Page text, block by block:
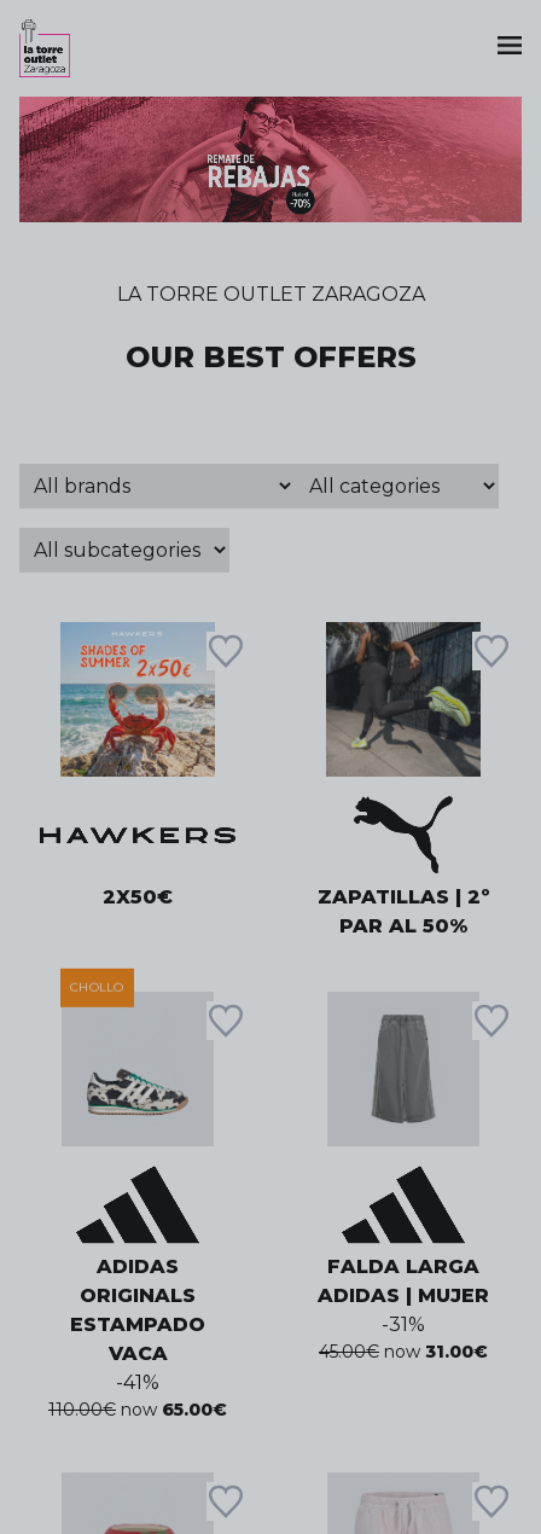
LA TORRE OUTLET ZARAGOZA
OUR BEST OFFERS
2X50€
ZAPATILLAS | 2º
PAR AL 50%
CHOLLO
ADIDAS
ORIGINALS
ESTAMPADO
VACA
-41%
110.00€ now 65.00€
FALDA LARGA
ADIDAS | MUJER
-31%
45.00€ now 31.00€